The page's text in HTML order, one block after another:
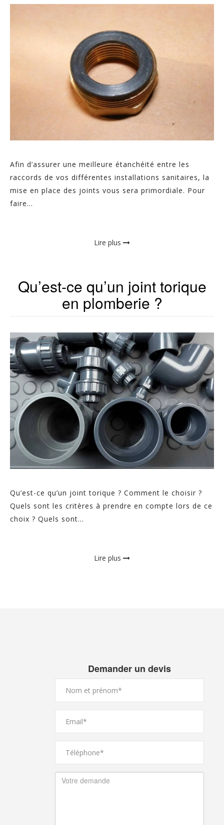
Afin d’assurer une meilleure étanchéité entre les
raccords de vos différentes installations sanitaires, la
mise en place des joints vous sera primordiale. Pour
faire...
Lire plus
Qu’est-ce qu’un joint torique
en plomberie ?
Qu’est-ce qu’un joint torique ? Comment le choisir ?
Quels sont les critères à prendre en compte lors de ce
choix ? Quels sont...
Lire plus
Demander un devis